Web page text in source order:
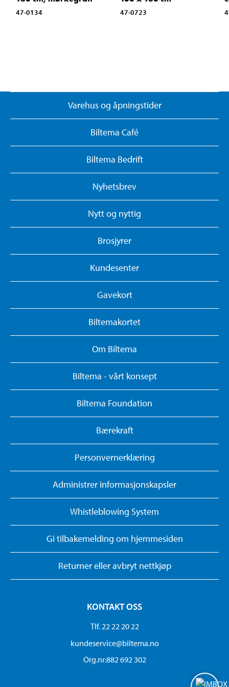
47-0134 47-0723
Varehus og åpningstider
Biltema Café
Biltema Bedrift
Nyhetsbrev
Nytt og nyttig
Brosjyrer
Kundesenter
Gavekort
Biltemakortet
Om Biltema
Biltema - vårt konsept
Biltema Foundation
Bærekraft
Personvernerklæring
Administrer informasjonskapsler
Whistleblowing System
Gi tilbakemelding om hjemmesiden
Returner eller avbryt nettkjøp
KONTAKT OSS
Tlf. 22 22 20 22
kundeservice@biltema.no
Org.nr:882 692 302